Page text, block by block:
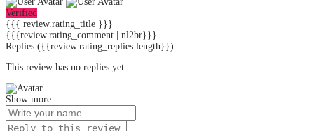
Verified
{{{ review.rating_title }}}
{{{review.rating_comment | nl2br}}}
Replies ({{review.rating_replies.length}})
This review has no replies yet.
Show more